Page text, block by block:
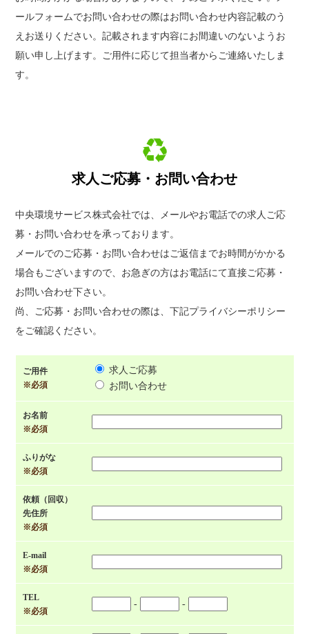
ールフォームでお問い合わせの際はお問い合わせ内容記載のう
えお送りください。記載されます内容にお間違いのないようお
願い申し上げます。ご用件に応じて担当者からご連絡いたしま
す。
求人ご応募・お問い合わせ
中央環境サービス株式会社では、メールやお電話での求人ご応
募・お問い合わせを承っております。
メールでのご応募・お問い合わせはご返信までお時間がかかる
場合もございますので、お急ぎの方はお電話にて直接ご応募・
お問い合わせ下さい。
尚、ご応募・お問い合わせの際は、下記プライバシーポリシー
をご確認ください。
ご用件
※必須
求人ご応募
お問い合わせ
お名前
※必須
ふりがな
※必須
依頼（回収）
先住所
※必須
E-mail
※必須
TEL
※必須
- -